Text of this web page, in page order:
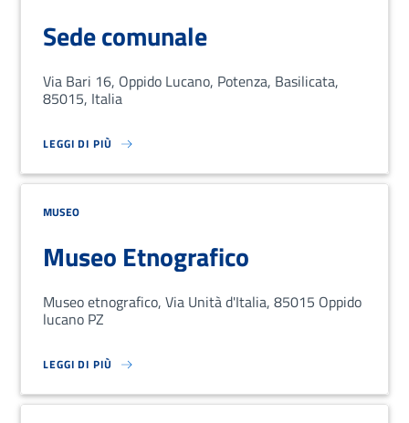
Sede comunale
Via Bari 16, Oppido Lucano, Potenza, Basilicata,
85015, Italia
LEGGI DI PIÙ
SU LOREM IPSUM DOLOR SIT AMET, CONSECTETUR ADIPISCING
MUSEO
Museo Etnografico
Museo etnografico, Via Unità d'Italia, 85015 Oppido
lucano PZ
LEGGI DI PIÙ
SU LOREM IPSUM DOLOR SIT AMET, CONSECTETUR ADIPISCING